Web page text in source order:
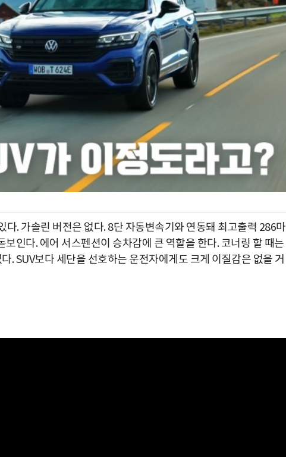
. 가솔린 버전은 없다. 8단 자동변속기와 연동돼 최고출력 286마
인다. 에어 서스펜션이 승차감에 큰 역할을 한다. 코너링 할 때는
. SUV보다 세단을 선호하는 운전자에게도 크게 이질감은 없을 거